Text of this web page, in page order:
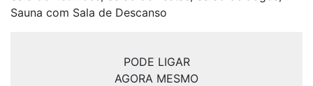
PODE LIGAR
AGORA MESMO
Sauna com Sala de Descanso